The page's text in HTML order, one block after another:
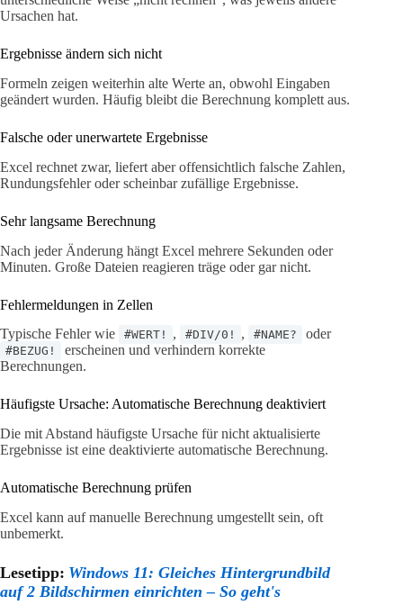
Ursachen hat.
Ergebnisse ändern sich nicht
Formeln zeigen weiterhin alte Werte an, obwohl Eingaben
geändert wurden. Häufig bleibt die Berechnung komplett aus.
Falsche oder unerwartete Ergebnisse
Excel rechnet zwar, liefert aber offensichtlich falsche Zahlen,
Rundungsfehler oder scheinbar zufällige Ergebnisse.
Sehr langsame Berechnung
Nach jeder Änderung hängt Excel mehrere Sekunden oder
Minuten. Große Dateien reagieren träge oder gar nicht.
Fehlermeldungen in Zellen
Typische Fehler wie
#WERT! , #DIV/0! , #NAME? oder
#BEZUG!
erscheinen und verhindern korrekte
Berechnungen.
Häufigste Ursache: Automatische Berechnung deaktiviert
Die mit Abstand häufigste Ursache für nicht aktualisierte
Ergebnisse ist eine deaktivierte automatische Berechnung.
Automatische Berechnung prüfen
Excel kann auf manuelle Berechnung umgestellt sein, oft
unbemerkt.
Lesetipp: Windows 11: Gleiches Hintergrundbild
auf 2 Bildschirmen einrichten – So geht's